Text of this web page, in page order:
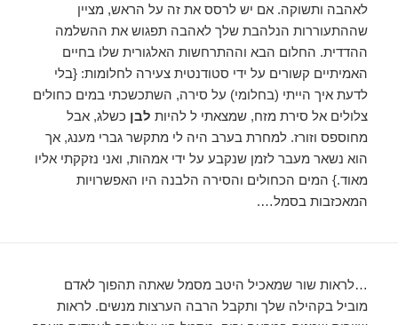
לאהבה ותשוקה. אם יש לרסס את זה על הראש, מציין
שההתעוררות הנלהבת שלך לאהבה תפגוש את ההשלמה
ההדדית. החלום הבא וההתרחשות האלגורית שלו בחיים
האמיתיים קשורים על ידי סטודנטית צעירה לחלומות: {בלי
לדעת איך הייתי (בחלומי) על סירה, השתכשכתי במים כחולים
צלולים אל סירת מזח, שמצאתי ל להיות לבן כשלג, אבל
מחוספס וזורז. למחרת בערב היה לי מתקשר גברי מענג, אך
הוא נשאר מעבר לזמן שנקבע על ידי אמהות, ואני נזקקתי אליו
מאוד.} המים הכחולים והסירה הלבנה היו האפשרויות
המאכזבות בסמל….
…לראות שור שמאכיל היטב מסמל שאתה תהפוך לאדם
מוביל בקהילה שלך ותקבל הרבה הערצות מנשים. לראות